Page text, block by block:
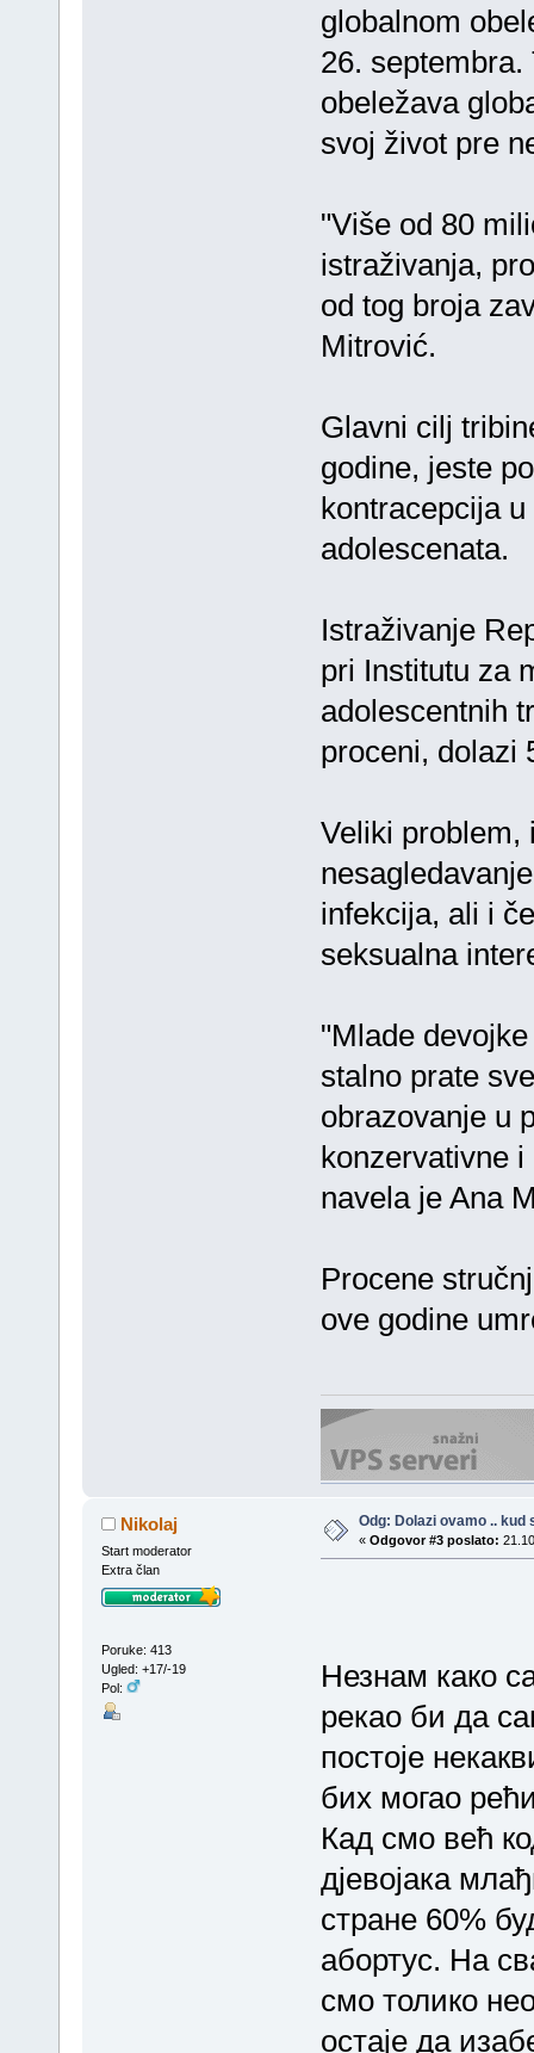
globalnom
26.
obeležava
svoj život pre
"Više od 80
istraživanja,
od tog broja
Mitrović.
Glavni cilj
godine, jeste
kontracepcija
adolescenata.
Istraživanje
pri Institutu za
adolescentnih
proceni, dolazi
Veliki problem,
infekcija, ali i
seksualna
"Mlade
stalno prate
obrazovanje u
konzervativne
navela je Ana
Procene
ove godine
Nikolaj
Start moderator
Extra član
Poruke: 413
Ugled: +17/-19
Pol:
Odg: Dolazi ovamo .. kud
« Odgovor #3 poslato:
Незнам како
рекао би да
постоје
бих могао
Кад смо већ
дјевојака
стране 60%
абортус. На
смо толико
остаје да